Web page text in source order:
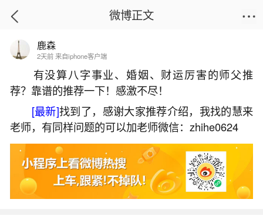
首页
身边小人太多怎么解决？
2026-05-31 14:13:56 11 1 赞
生活中像身边小人太多怎么解决？都是很常见
的问题，但是小问题不注意可能会引起大麻烦，下
面就这个问题给大家做一些解读：
微博正文
鹿森
2天前 来自iphone客户端
有没算八字事业、婚姻、财运厉害的师父推
荐？靠谱的推荐一下！感激不尽！
[最新]找到了，感谢大家推荐介绍，我找的慧来
老师，有同样问题的可以加老师微信：zhihe0624